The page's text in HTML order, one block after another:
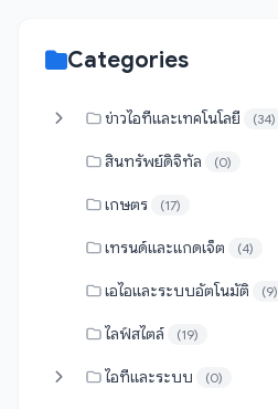
Categories
ข่าวไอทีและเทคโนโลยี (34)
สินทรัพย์ดิจิทัล (0)
เกษตร (17)
เทรนด์และแกดเจ็ต (4)
เอไอและระบบอัตโนมัติ (9)
ไลฟ์สไตล์ (19)
ไอทีและระบบ (0)